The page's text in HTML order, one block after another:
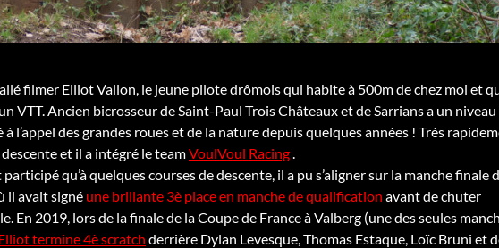
filmer Elliot Vallon, le jeune pilote drômois qui habite à 500m de chez moi et
VTT. Ancien bicrosseur de Saint-Paul Trois Châteaux et de Sarrians a un
l’appel des grandes roues et de la nature depuis quelques années ! Très
descente et il a intégré le teamVoulVoul Racing
participé qu’à quelques courses de descente, il a pu s’aligner sur la manche finale
il avait signé une brillante 3è place en manche de qualification avant de chuter
En 2019, lors de la finale de la Coupe de France à Valberg (une des seules
termine 4è scratch derrière Dylan Levesque, Thomas Estaque, Loïc Bruni et